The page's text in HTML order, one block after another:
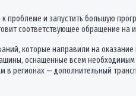
проблеме и запустить большую
соответствующее обращение на
которые направили на
оснащенные всем
регионах — дополнительный